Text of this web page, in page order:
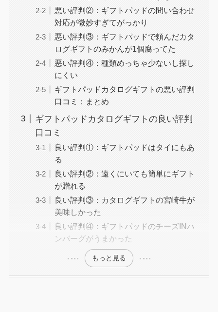
悪い評判②：ギフトパッドの問い合わせ
対応が微妙すぎてがっかり
悪い評判③：ギフトパッドで頼んだカタ
ログギフトのみかんが1個腐ってた
悪い評判④：種類めっちゃ少ないし探し
にくい
ギフトパッドカタログギフトの悪い評判
口コミ：まとめ
ギフトパッドカタログギフトの良い評判
口コミ
良い評判①：ギフトパッドはタイにもあ
る
良い評判②：遠くにいても簡単にギフト
が贈れる
良い評判③：カタログギフトの宮崎牛が
美味しかった
良い評判④：ギフトパッドのチーズINハ
ンバーグがうまかった
もっと見る